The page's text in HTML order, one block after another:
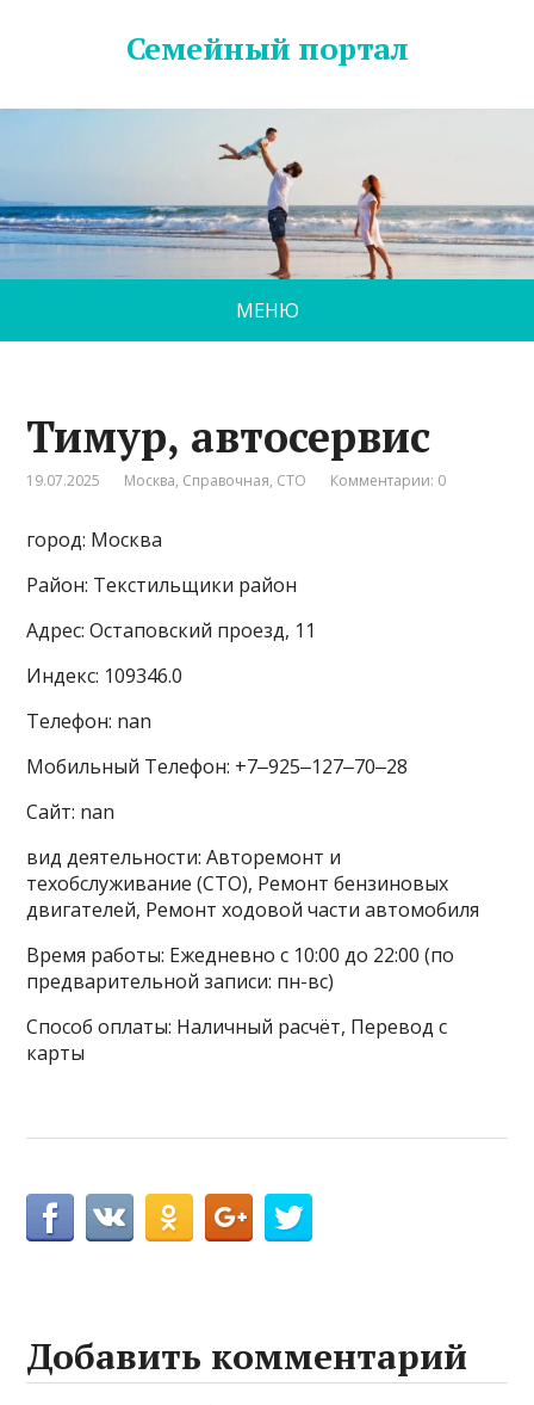
Семейный портал
МЕНЮ
Тимур, автосервис
19.07.2025 Москва, Справочная, СТО Комментарии: 0
город: Москва
Район: Текстильщики район
Адрес: Остаповский проезд, 11
Индекс: 109346.0
Телефон: nan
Мобильный Телефон: +7‒925‒127‒70‒28
Сайт: nan
вид деятельности: Авторемонт и
техобслуживание (СТО), Ремонт бензиновых
двигателей, Ремонт ходовой части автомобиля
Время работы: Ежедневно с 10:00 до 22:00 (по
предварительной записи: пн-вс)
Способ оплаты: Наличный расчёт, Перевод с
карты
Добавить комментарий